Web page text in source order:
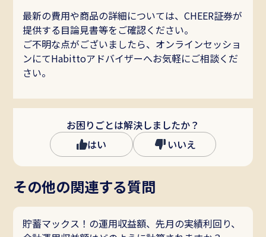
最新の費用や商品の詳細については、CHEER証券が
提供する目論見書等をご確認ください。
ご不明な点がございましたら、オンラインセッショ
ンにてHabittoアドバイザーへお気軽にご相談くだ
さい。
お困りごとは解決しましたか？
はい
いいえ
その他の関連する質問
貯蓄マックス！の運用収益額、先月の実績利回り、